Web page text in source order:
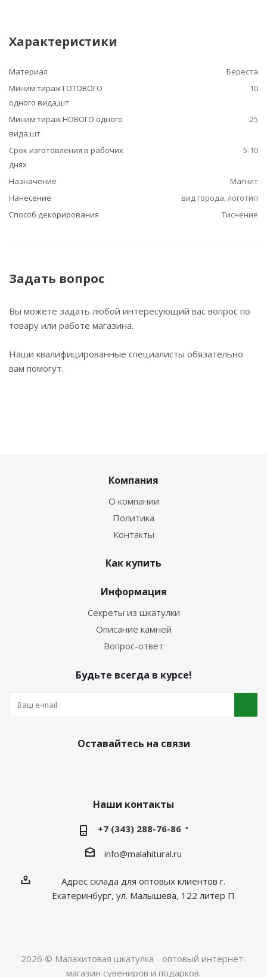
Характеристики
Материал
Береста
Миним тираж ГОТОВОГО
одного вида,шт
10
Миним тираж НОВОГО одного
вида,шт
25
Срок изготовления в рабочих
днях
5-10
Назначение
Магнит
Нанесение
вид города, логотип
Способ декорирования
Тиснение
Задать вопрос
Вы можете задать любой интересующий вас вопрос по
товару или работе магазина.
Наши квалифицированные специалисты обязательно
вам помогут.
Компания
О компании
Политика
Контакты
Как купить
Информация
Секреты из шкатулки
Описание камней
Вопрос-ответ
Будьте всегда в курсе!
Оставайтесь на связи
Наши контакты
+7 (343) 288-76-86
info@malahitural.ru
Адрес склада для оптовых клиентов г.
Екатеринбург, ул. Малышева, 122 литер П
2026 © Малахитовая шкатулка - оптовый интернет-
магазин сувениров и подарков.